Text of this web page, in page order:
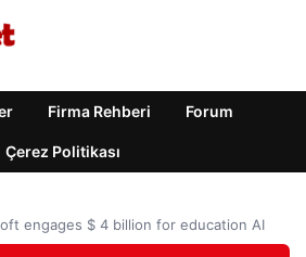
Firma Rehberi Forum
Çerez Politikası
engages $ 4 billion for education AI